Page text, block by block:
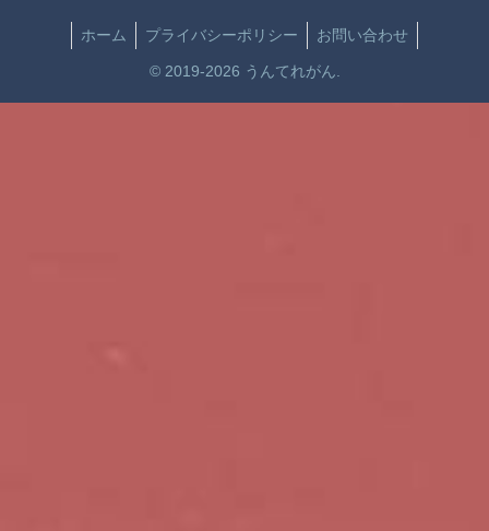
ホーム プライバシーポリシー お問い合わせ
© 2019-2026 うんてれがん.